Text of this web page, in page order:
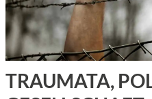
TRAUMATA,